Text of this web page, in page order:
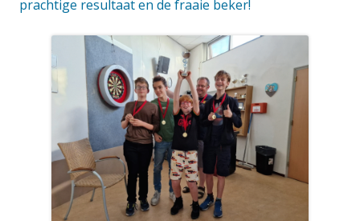
prachtige resultaat en de fraaie beker!